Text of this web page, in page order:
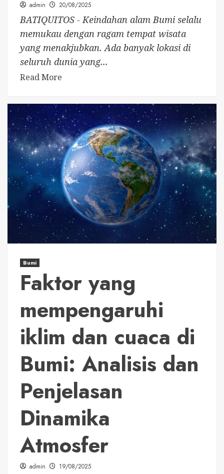
admin 20/08/2025
BATIQUITOS - Keindahan alam Bumi selalu
memukau dengan ragam tempat wisata
yang menakjubkan. Ada banyak lokasi di
seluruh dunia yang...
Read More
Bumi
Faktor yang
mempengaruhi
iklim dan cuaca di
Bumi: Analisis dan
Penjelasan
Dinamika
Atmosfer
admin 19/08/2025